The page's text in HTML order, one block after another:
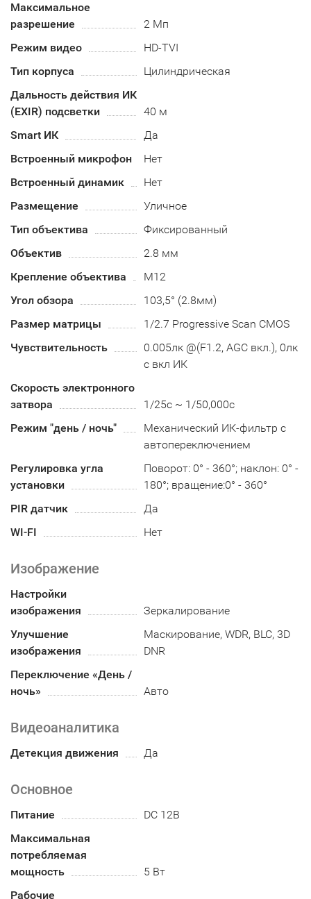
Максимальное
разрешение
2 Мп
Режим видео
HD-TVI
Тип корпуса
Цилиндрическая
Дальность действия ИК
(EXIR) подсветки
40 м
Smart ИК
Да
Встроенный микрофон
Нет
Встроенный динамик
Нет
Размещение
Уличное
Тип объектива
Фиксированный
Объектив
2.8 мм
Крепление объектива
М12
Угол обзора
103,5° (2.8мм)
Размер матрицы
1/2.7 Progressive Scan CMOS
Чувствительность
0.005лк @(F1.2, AGC вкл.), 0лк
с вкл ИК
Скорость электронного
затвора
1/25с ~ 1/50,000с
Режим "день / ночь"
Механический ИК-фильтр с
автопереключением
Регулировка угла
установки
Поворот: 0° - 360°; наклон: 0° -
180°; вращение:0° - 360°
PIR датчик
Да
WI-FI
Нет
Изображение
Настройки
изображения
Зеркалирование
Улучшение
изображения
Маскирование, WDR, BLC, 3D
DNR
Переключение «День /
ночь»
Авто
Видеоаналитика
Детекция движения Да
Основное
Питание
DC 12В
Максимальная
потребляемая
мощность
5 Вт
Рабочие